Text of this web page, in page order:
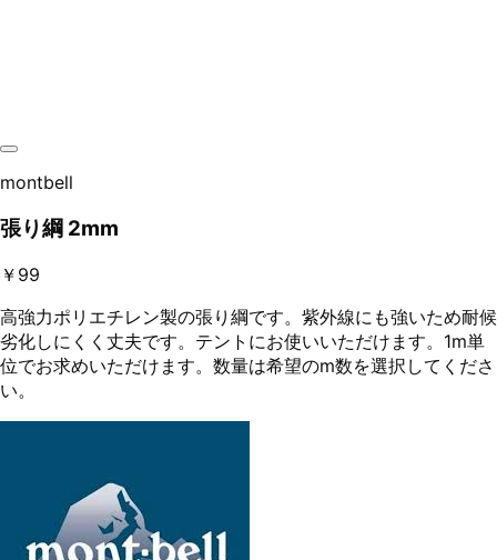
montbell
張り綱 2mm
￥99
高強力ポリエチレン製の張り綱です。紫外線にも強いため耐候
劣化しにくく丈夫です。テントにお使いいただけます。1m単
位でお求めいただけます。数量は希望のm数を選択してくださ
い。